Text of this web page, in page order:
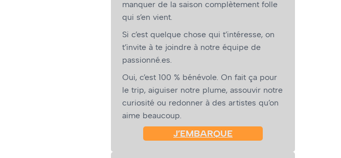
manquer de la saison complètement folle
qui s’en vient.
Si c’est quelque chose qui t’intéresse, on
t’invite à te joindre à notre équipe de
passionné.es.
Oui, c’est 100 % bénévole. On fait ça pour
le trip, aiguiser notre plume, assouvir notre
curiosité ou redonner à des artistes qu’on
aime beaucoup.
J’EMBARQUE